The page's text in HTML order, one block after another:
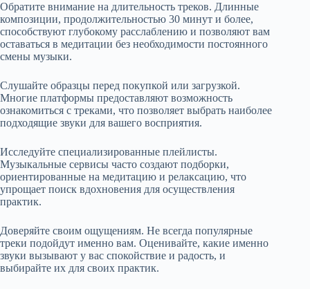
Обратите внимание на длительность треков. Длинные
композиции, продолжительностью 30 минут и более,
способствуют глубокому расслаблению и позволяют вам
оставаться в медитации без необходимости постоянного
смены музыки.
Слушайте образцы перед покупкой или загрузкой.
Многие платформы предоставляют возможность
ознакомиться с треками, что позволяет выбрать наиболее
подходящие звуки для вашего восприятия.
Исследуйте специализированные плейлисты.
Музыкальные сервисы часто создают подборки,
ориентированные на медитацию и релаксацию, что
упрощает поиск вдохновения для осуществления
практик.
Доверяйте своим ощущениям. Не всегда популярные
треки подойдут именно вам. Оценивайте, какие именно
звуки вызывают у вас спокойствие и радость, и
выбирайте их для своих практик.